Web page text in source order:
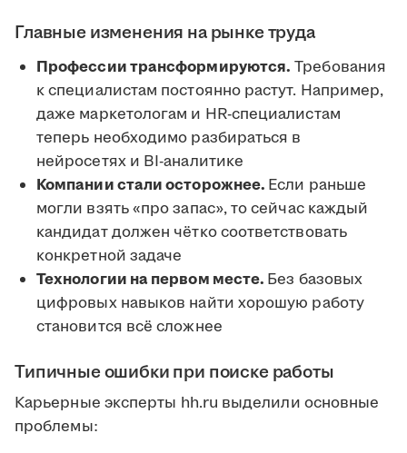
Главные изменения на рынке труда
Профессии трансформируются. Требования
к специалистам постоянно растут. Например,
даже маркетологам и HR-специалистам
теперь необходимо разбираться в
нейросетях и BI-аналитике
Компании стали осторожнее. Если раньше
могли взять «про запас», то сейчас каждый
кандидат должен чётко соответствовать
конкретной задаче
Технологии на первом месте. Без базовых
цифровых навыков найти хорошую работу
становится всё сложнее
Типичные ошибки при поиске работы
Карьерные эксперты hh.ru выделили основные
проблемы: